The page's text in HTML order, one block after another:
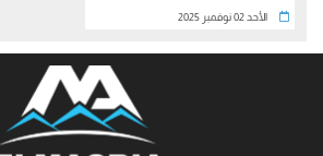
الأحد 02 نوفمبر 2025